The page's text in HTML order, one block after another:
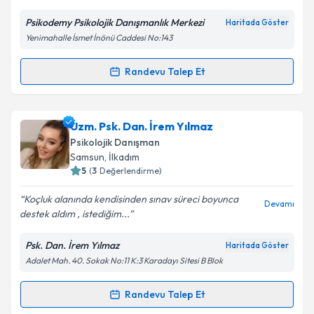
Kişisel verilerimin işlenmesine ilişkinAydınlatma
kapsamda işlenmesini kabul ediyorum.
Takvim Talebini Gönder
Psikodemy Psikolojik Danışmanlık Merkezi Haritada Göster
Yenimahalle İsmet İnönü Caddesi No:143
Randevu Talep Et
Randevu Takvimi Talebi
Uzm. Psk. Lokman Yılmaziçin randevu takvimi
talebi oluşturun. Size bu uzmandan randevu almanız
için bir takvim hazırlandığında e-posta ile
bilgilendireceğiz.
E-posta Adresiniz
Kişisel verilerimin işlenmesine ilişkin
Metni'ni okudum ve kişisel verilerimin belirtilen
kapsamda işlenmesini kabul ediyorum.
Uzm. Psk. Dan. İrem Yılmaz
Psikolojik Danışman
Samsun, İlkadım
5 (3 Değerlendirme)
Koçluk alanında kendisinden sınav süreci boyunca
destek aldım , istediğim...
Devamı
Psk. Dan. İrem Yılmaz Haritada Göster
Adalet Mah. 40. Sokak No:11 K:3 Karadayı Sitesi B Blok
Randevu Talep Et
Randevu Takvimi Talebi